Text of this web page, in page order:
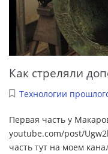
Как стреляли
Технологии
Первая часть у
youtube.com/post/
часть тут на моем